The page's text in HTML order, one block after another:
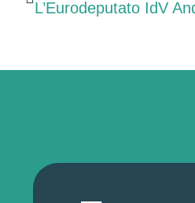
L’Eurodeputato IdV